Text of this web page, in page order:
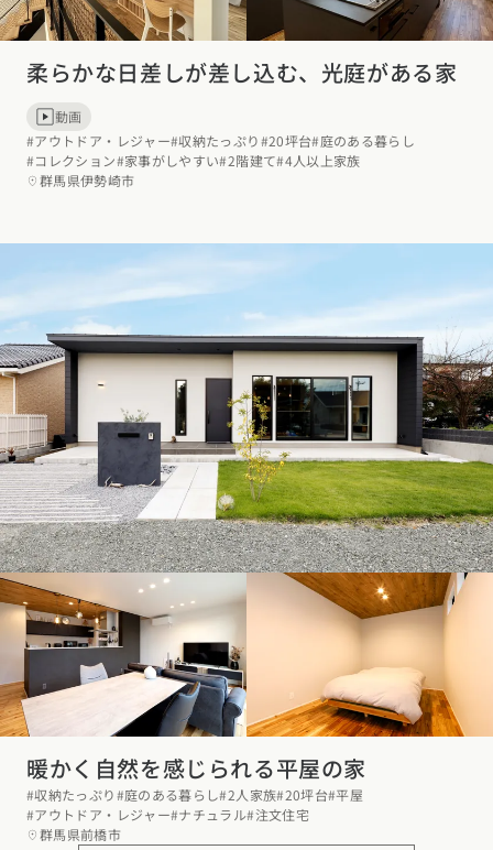
柔らかな日差しが差し込む、光庭がある家
動画
#アウトドア・レジャー#収納たっぷり#20坪台#庭のある暮らし
#コレクション#家事がしやすい#2階建て#4人以上家族
群馬県伊勢崎市
暖かく自然を感じられる平屋の家
#収納たっぷり#庭のある暮らし#2人家族#20坪台#平屋
#アウトドア・レジャー#ナチュラル#注文住宅
群馬県前橋市